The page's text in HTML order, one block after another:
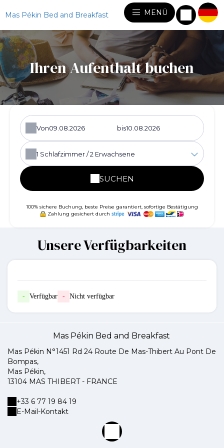
Mas Pékin Bed and Breakfast MENÜ
Ihren Aufenthalt buchen
Von bis
1 Schlafzimmer /2 Erwachsene
SUCHEN
100% sichere Buchung, beste Preise garantiert, sofortige Bestätigung
Zahlung gesichert durch
Unsere Verfügbarkeiten
- Verfügbar - Nicht verfügbar
Mas Pékin Bed and Breakfast
Mas Pékin N°1451 Rd 24 Route De Mas-Thibert Au Pont De
Bompas,
Mas Pékin,
13104 MAS THIBERT - FRANCE
+33 6 77 19 84 19
E-Mail-Kontakt